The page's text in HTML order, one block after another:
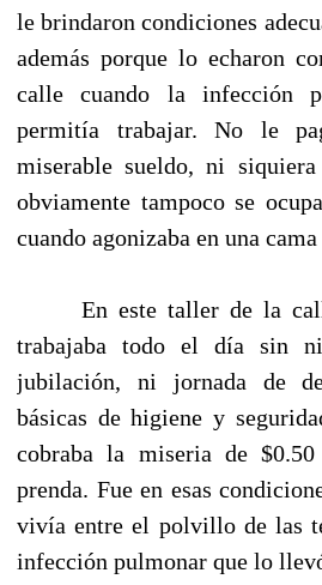
le brindaron condiciones
además porque lo echaron
calle cuando la infección
permitía trabajar. No le
miserable sueldo, ni
obviamente tampoco se
cuando agonizaba en una
En este taller de la
trabajaba todo el día sin
jubilación, ni jornada de
básicas de higiene y
cobraba la miseria de
prenda. Fue en esas
vivía entre el polvillo de las
infección pulmonar que lo